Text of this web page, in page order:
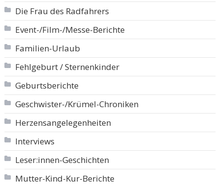
Die Frau des Radfahrers
Event-/Film-/Messe-Berichte
Familien-Urlaub
Fehlgeburt / Sternenkinder
Geburtsberichte
Geschwister-/Krümel-Chroniken
Herzensangelegenheiten
Interviews
Leser:innen-Geschichten
Mutter-Kind-Kur-Berichte